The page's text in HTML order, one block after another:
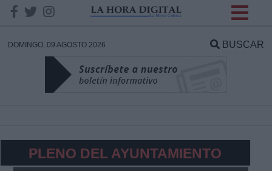
DOMINGO, 09 AGOSTO 2026 BUSCAR
PLENO DEL AYUNTAMIENTO
DATOS
Responsable: